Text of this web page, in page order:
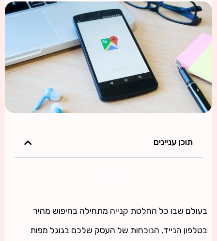
תוכן עניינים
בעולם שבו כל החלטת קנייה מתחילה בחיפוש מהיר
בטלפון הנייד, הנוכחות של העסק שלכם בגוגל מפות